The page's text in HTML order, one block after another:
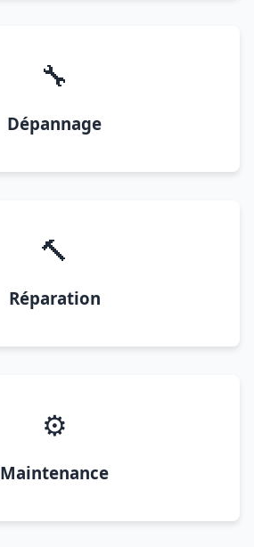
🔧
Dépannage
🔨
Réparation
⚙️
Maintenance